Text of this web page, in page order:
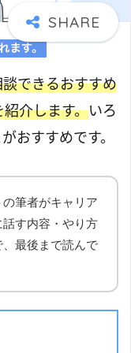
できるおすすめ
介します。いろ
おすすめです。
筆者がキャリア
す内容・やり方
最後まで読んで